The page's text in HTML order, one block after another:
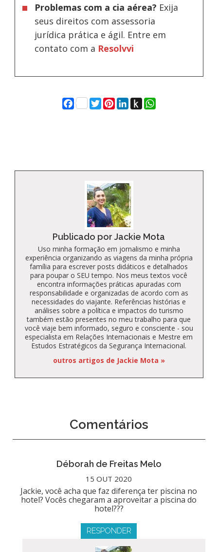
Problemas com a cia aérea? Exija
seus direitos com assessoria
jurídica prática e ágil. Entre em
contato com a Resolvvi
Facebook
Twitter
Pinterest
LinkedIn
Push
to
WhatsApp
Publicado por Jackie Mota
Uso minha formação em jornalismo e minha
experiência organizando as viagens da minha própria
família para escrever posts didáticos e detalhados
para poupar o SEU tempo. Nos meus textos você
encontra informações práticas apuradas com
responsabilidade e organizadas de acordo com as
necessidades do viajante. Referências histórias e
análises sobre a política e impactos do turismo
também estão presentes no meu trabalho para que
você viaje bem informado, seguro e consciente - sou
especialista em Relações Internacionais e Mestre em
Estudos Estratégicos da Segurança Internacional.
outros artigos de Jackie Mota »
Comentários
Déborah de Freitas Melo
15 OUT 2020
Jackie, você acha que faz diferença ter piscina no
hotel? Vocês chegaram a aproveitar a piscina do
hotel???
RESPONDER